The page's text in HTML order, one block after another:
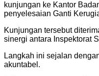
kunjungan ke Kantor
penyelesaian Ganti
Kunjungan tersebut
sinergi antara Inspektorat
Langkah ini sejalan
akuntabel.